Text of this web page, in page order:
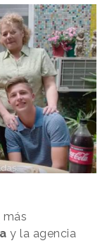
más
y la agencia